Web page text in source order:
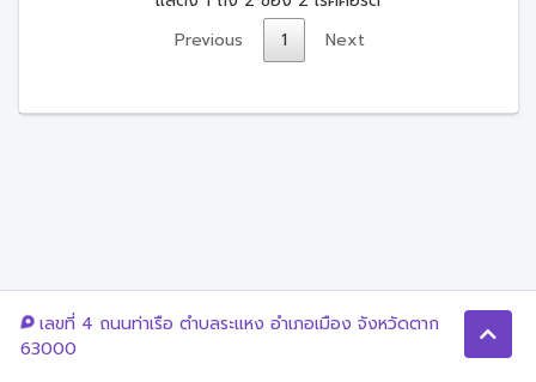
Previous
1 Next
เลขที่ 4 ถนนท่าเรือ ตำบลระแหง อำเภอเมือง จังหวัดตาก
63000